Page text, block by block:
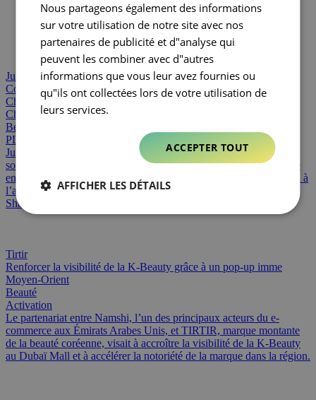
Juliette Has A Gun
Concevoir une expérience pop-up immersive autour du parfum en
Chine
Chine
Beauté
PLV Temporaire et Visual Merchandising
Juliette Has A Gun, marque française de parfums de niche,
souhaitait inaugurer son tout premier espace expérientiel éphémère
en Chine. Pour accompagner cette ambition, la marque a fait appel à
l’agence afin de concevoir un pop-up immersif au B1 Taikoo
Shanghai, reflétant son iden
Tirtir
Renforcer la visibilité de la K-Beauty grâce à un pop-up imme
Moyen-Orient
Beauté
Activation
Le partenariat entre Namshi, l’un des principaux acteurs du e-
commerce aux Émirats Arabes Unis, et TIRTIR, marque montante
de la beauté coréenne, visait à accroître la visibilité de la K-Beauty
au Dubaï Mall et à accélérer la notoriété de la marque dans la région.
Nous partageons également des informations
sur votre utilisation de notre site avec nos
partenaires de publicité et d"analyse qui
peuvent les combiner avec d"autres
informations que vous leur avez fournies ou
qu"ils ont collectées lors de votre utilisation de
leurs services.
ACCEPTER TOUT
AFFICHER LES DÉTAILS